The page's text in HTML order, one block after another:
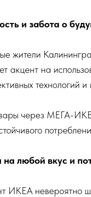
и забота о
жители
акцент на
технологий
через МЕГА-
на любой вкус и
ИКЕА невероятно